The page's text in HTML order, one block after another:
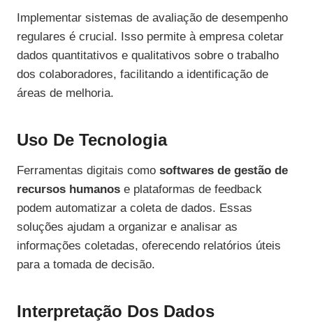
Implementar sistemas de avaliação de desempenho
regulares é crucial. Isso permite à empresa coletar
dados quantitativos e qualitativos sobre o trabalho
dos colaboradores, facilitando a identificação de
áreas de melhoria.
Uso De Tecnologia
Ferramentas digitais como softwares de gestão de
recursos humanos e plataformas de feedback
podem automatizar a coleta de dados. Essas
soluções ajudam a organizar e analisar as
informações coletadas, oferecendo relatórios úteis
para a tomada de decisão.
Interpretação Dos Dados